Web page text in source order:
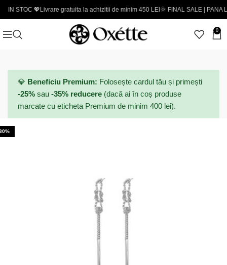
💖Livrare gratuita la achizitii de minim 450 LEI🌞 FINAL SALE | PANA LA -
0
💎 Beneficiu Premium: Folosește cardul tău și primești
-25% sau -35% reducere (dacă ai în coș produse
marcate cu eticheta Premium de minim 400 lei).